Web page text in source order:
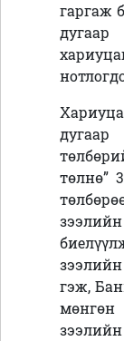
гаргаж
төлнө”
гэж,